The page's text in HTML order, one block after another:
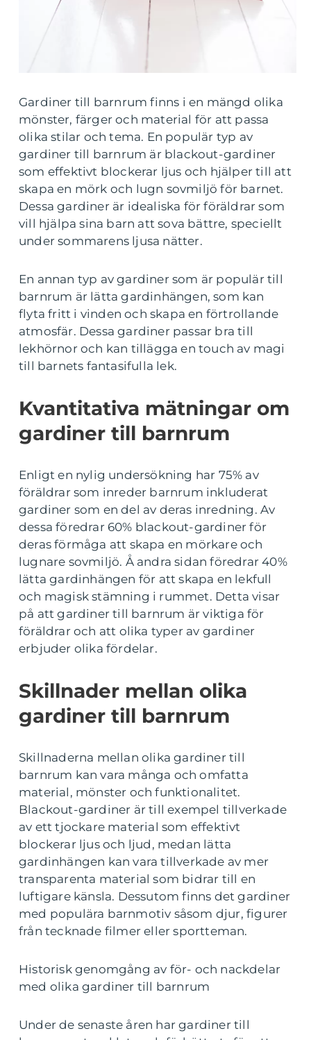
Gardiner till barnrum finns i en mängd olika
mönster, färger och material för att passa
olika stilar och tema. En populär typ av
gardiner till barnrum är blackout-gardiner
som effektivt blockerar ljus och hjälper till att
skapa en mörk och lugn sovmiljö för barnet.
Dessa gardiner är idealiska för föräldrar som
vill hjälpa sina barn att sova bättre, speciellt
under sommarens ljusa nätter.
En annan typ av gardiner som är populär till
barnrum är lätta gardinhängen, som kan
flyta fritt i vinden och skapa en förtrollande
atmosfär. Dessa gardiner passar bra till
lekhörnor och kan tillägga en touch av magi
till barnets fantasifulla lek.
Kvantitativa mätningar om
gardiner till barnrum
Enligt en nylig undersökning har 75% av
föräldrar som inreder barnrum inkluderat
gardiner som en del av deras inredning. Av
dessa föredrar 60% blackout-gardiner för
deras förmåga att skapa en mörkare och
lugnare sovmiljö. Å andra sidan föredrar 40%
lätta gardinhängen för att skapa en lekfull
och magisk stämning i rummet. Detta visar
på att gardiner till barnrum är viktiga för
föräldrar och att olika typer av gardiner
erbjuder olika fördelar.
Skillnader mellan olika
gardiner till barnrum
Skillnaderna mellan olika gardiner till
barnrum kan vara många och omfatta
material, mönster och funktionalitet.
Blackout-gardiner är till exempel tillverkade
av ett tjockare material som effektivt
blockerar ljus och ljud, medan lätta
gardinhängen kan vara tillverkade av mer
transparenta material som bidrar till en
luftigare känsla. Dessutom finns det gardiner
med populära barnmotiv såsom djur, figurer
från tecknade filmer eller sportteman.
Historisk genomgång av för- och nackdelar
med olika gardiner till barnrum
Under de senaste åren har gardiner till